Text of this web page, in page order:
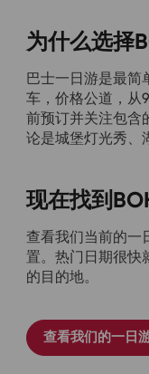
为什么选择
巴士一日游是最简
车，价格公道，从
前预订并关注包
论是城堡灯光秀、
现在找到
查看我们当前的一
置。热门日期很快
的目的地。
查看我们的一日